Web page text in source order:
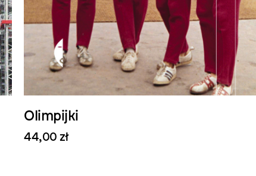
Olimpijki
44,00 zł